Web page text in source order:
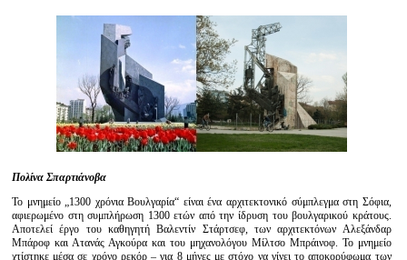
Πολίνα Σπαρτιάνοβα
Το μνημείο „1300 χρόνια Βουλγαρία“ είναι ένα αρχιτεκτονικό σύμπλεγμα στη Σόφια,
αφιερωμένο στη συμπλήρωση 1300 ετών από την ίδρυση του βουλγαρικού κράτους.
Αποτελεί έργο του καθηγητή Βαλεντίν Στάρτσεφ, των αρχιτεκτόνων Αλεξάνδαρ
Μπάροφ και Ατανάς Αγκούρα και του μηχανολόγου Μίλτσο Μπράινοφ. Το μνημείο
χτίστηκε μέσα σε χρόνο ρεκόρ – για 8 μήνες με στόχο να γίνει το αποκορύφωμα των